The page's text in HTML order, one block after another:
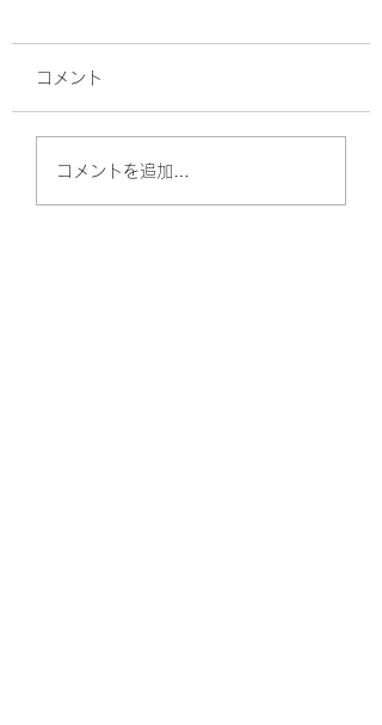
腰痛と寝返りの関係性
コメント
コメントを追加…